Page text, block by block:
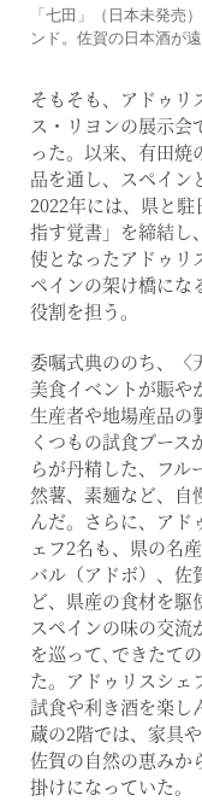
「七田」（日本未発売
ンド。佐賀の日本酒が
そもそも、アドゥリ
ス・リヨンの展示会
った。以来、有田焼
品を通し、スペイン
2022年には、県と
指す覚書」を締結し
使となったアドゥリ
ペインの架け橋にな
役割を担う。
委嘱式典ののち、〈
美食イベントが賑や
生産者や地場産品の
くつもの試食ブー
らが丹精した、フル
然薯、素麺など、自
んだ。さらに、アド
ェフ2名も、県の名
バル（アドボ）、佐
ど、県産の食材を駆
スペインの味の交流
を巡って､できたて
た。アドゥリスシェ
試食や利き酒を楽し
蔵の2階では、家具
佐賀の自然の恵みか
掛けになっていた。